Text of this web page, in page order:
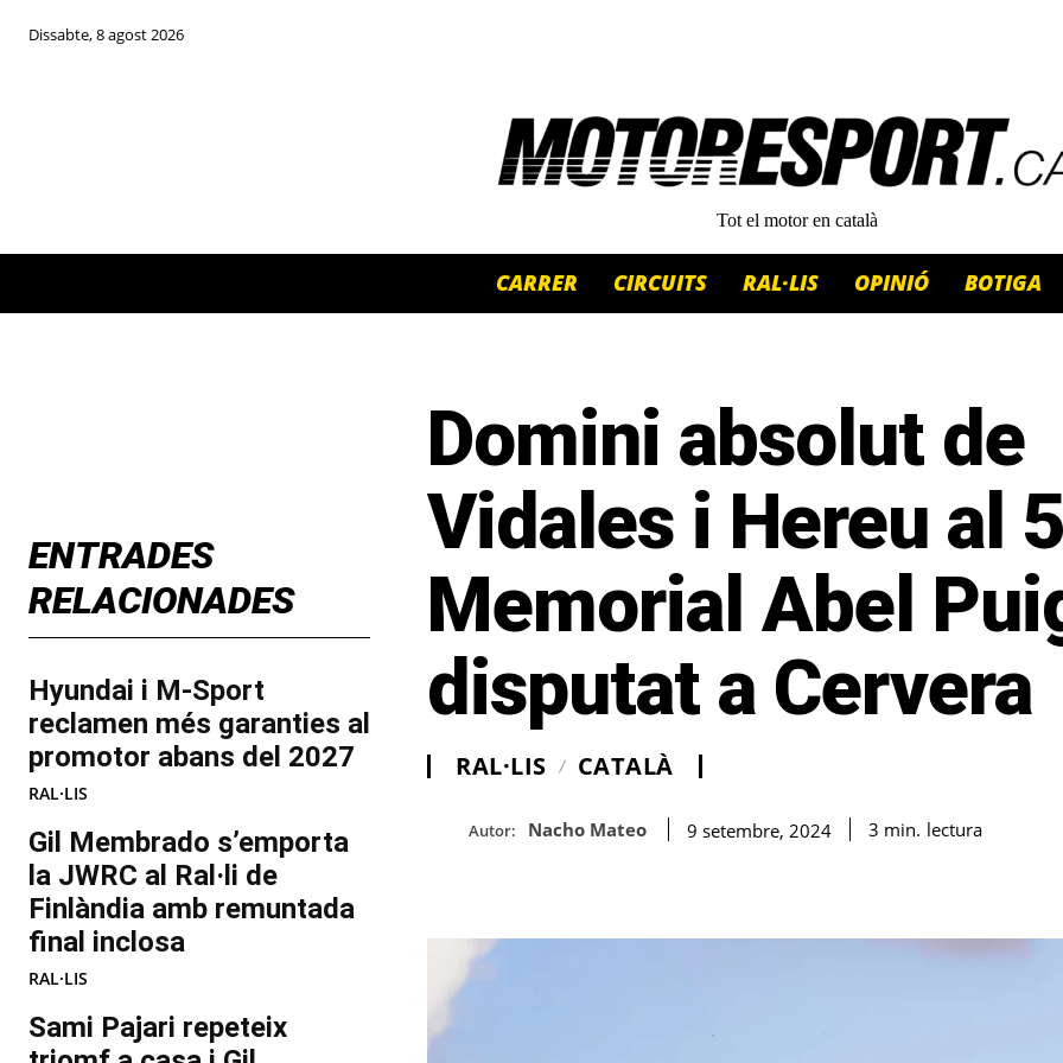
Dissabte, 8 agost 2026
Tot el motor en català
CARRER CIRCUITS RAL·LIS OPINIÓ BOTIGA
ENTRADES
RELACIONADES
Hyundai i M-Sport
reclamen més garanties al
promotor abans del 2027
RAL·LIS
Gil Membrado s’emporta
la JWRC al Ral·li de
Finlàndia amb remuntada
final inclosa
RAL·LIS
Sami Pajari repeteix
Domini absolut de
Vidales i Hereu al
Memorial Abel
disputat a Cervera
RAL·LIS CATALÀ
Autor: Nacho Mateo 9 setembre, 2024 3 min. lectura